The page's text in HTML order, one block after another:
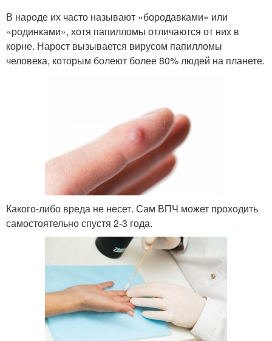
В народе их часто называют «бородавками» или
«родинками», хотя папилломы отличаются от них в
корне. Нарост вызывается вирусом папилломы
человека, которым болеют более 80% людей на планете.
Какого-либо вреда не несет. Сам ВПЧ может проходить
самостоятельно спустя 2-3 года.